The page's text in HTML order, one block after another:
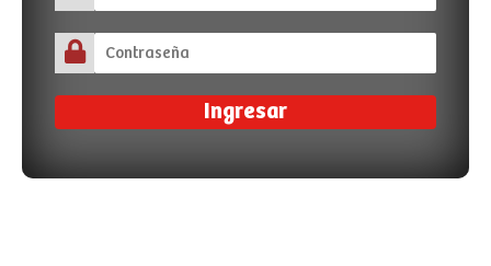
Ingresar